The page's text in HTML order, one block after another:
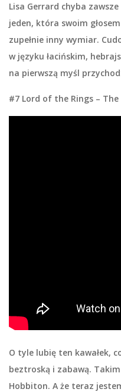
Lisa Gerrard chyba
jeden, która swoim
zupełnie inny wymiar.
w języku łacińskim,
na pierwszą myśl
#7 Lord of the Rings – The
O tyle lubię ten kawałek,
beztroską i zabawą.
Hobbiton. A że teraz